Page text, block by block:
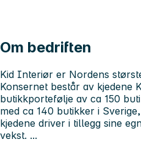
Om bedriften
Kid Interiør er Nordens
Konsernet består av kjedene
butikkportefølje av ca 150
med ca 140 butikker i
kjedene driver i tillegg sine
vekst. ...